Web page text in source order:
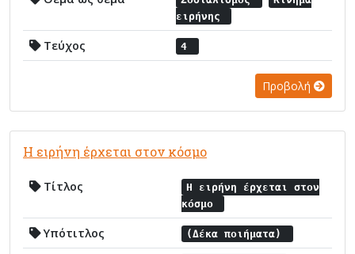
ειρήνης
Τεύχος 4
Προβολή
Η ειρήνη έρχεται στον κόσμο
Τίτλος
Η ειρήνη έρχεται στον
κόσμο
Υπότιτλος (Δέκα ποιήματα)